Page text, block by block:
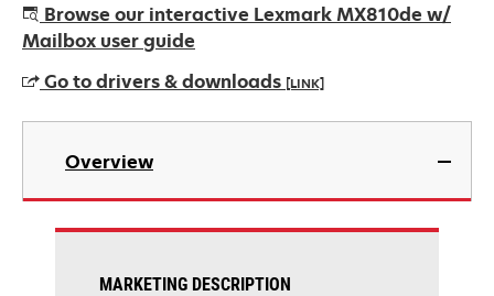
opens
in
new
tab
Browse our interactive Lexmark MX810de w/
Mailbox user guide
Go to drivers & downloads [LINK]
opens
new
Overview
MARKETING DESCRIPTION